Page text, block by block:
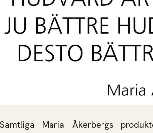
Samtliga Maria Åkerbergs